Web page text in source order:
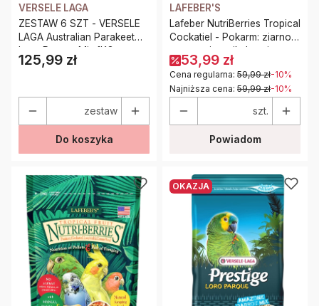
VERSELE LAGA
ZESTAW 6 SZT - VERSELE
LAGA Australian Parakeet
Loro Parque Mix 1KG
POKARM DLA Nimf
Cena
125,99 zł
zestaw
Do koszyka
LAFEBER'S
Lafeber NutriBerries Tropical
Cockatiel - Pokarm: ziarno z
owocami tropikalnymi w
kształcie kuleczek dla
średnich i małych papug
284g
53,99 zł
Cena regularna: 59,99 zł-10%
Najniższa cena: 59,99 zł-10%
szt.
Powiadom
OKAZJA